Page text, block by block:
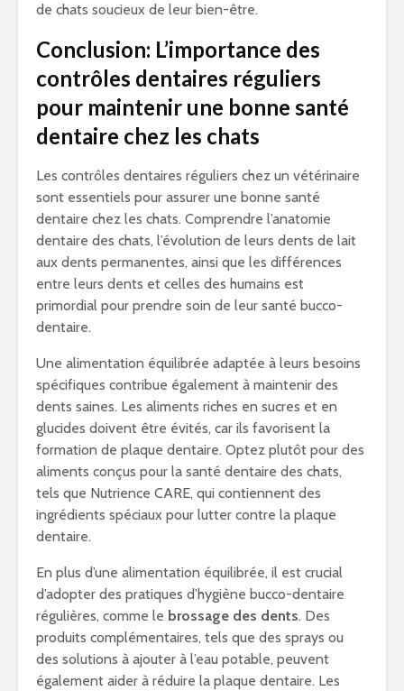
de chats soucieux de leur bien-être.
Conclusion: L’importance des
contrôles dentaires réguliers
pour maintenir une bonne santé
dentaire chez les chats
Les contrôles dentaires réguliers chez un vétérinaire
sont essentiels pour assurer une bonne santé
dentaire chez les chats. Comprendre l’anatomie
dentaire des chats, l’évolution de leurs dents de lait
aux dents permanentes, ainsi que les différences
entre leurs dents et celles des humains est
primordial pour prendre soin de leur santé bucco-
dentaire.
Une alimentation équilibrée adaptée à leurs besoins
spécifiques contribue également à maintenir des
dents saines. Les aliments riches en sucres et en
glucides doivent être évités, car ils favorisent la
formation de plaque dentaire. Optez plutôt pour des
aliments conçus pour la santé dentaire des chats,
tels que Nutrience CARE, qui contiennent des
ingrédients spéciaux pour lutter contre la plaque
dentaire.
En plus d’une alimentation équilibrée, il est crucial
d’adopter des pratiques d’hygiène bucco-dentaire
régulières, comme le brossage des dents. Des
produits complémentaires, tels que des sprays ou
des solutions à ajouter à l’eau potable, peuvent
également aider à réduire la plaque dentaire. Les